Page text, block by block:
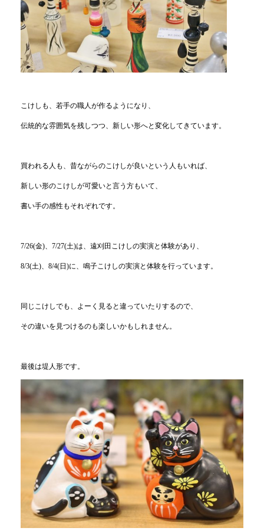
こけしも、若手の職人が作るようになり、
伝統的な雰囲気を残しつつ、新しい形へと変化してきています。
買われる人も、昔ながらのこけしが良いという人もいれば、
新しい形のこけしが可愛いと言う方もいて、
書い手の感性もそれぞれです。
7/26(金)、7/27(土)は、遠刈田こけしの実演と体験があり、
8/3(土)、8/4(日)に、鳴子こけしの実演と体験を行っています。
同じこけしでも、よーく見ると違っていたりするので、
その違いを見つけるのも楽しいかもしれません。
最後は堤人形です。